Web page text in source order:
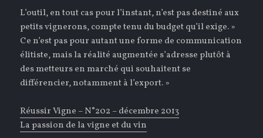
L’outil, en tout cas pour l’instant, n’est pas destiné aux
petits vignerons, compte tenu du budget qu’il exige. »
Ce n’est pas pour autant une forme de communication
élitiste, mais la réalité augmentée s’adresse plutôt à
des metteurs en marché qui souhaitent se
différencier, notamment à l’export. »
Réussir Vigne – N°202 – décembre 2013
La passion de la vigne et du vin